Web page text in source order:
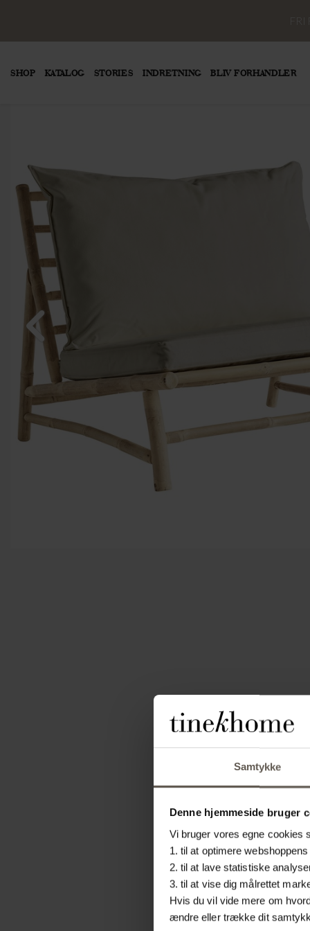
Samtykke
Denne hjemmeside bruger
Vi bruger vores egne cookies
1. til at optimere
2. til at lave statistiske
3. til at vise dig målrettet
Hvis du vil vide mere om
ændre eller trække dit
SHOP KATALOG STORIES INDRETNING BLIV FORHANDLER